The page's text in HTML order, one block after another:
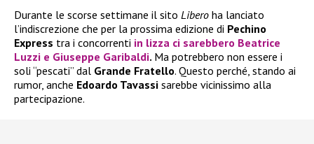
Durante le scorse settimane il sito Libero ha lanciato
l’indiscrezione che per la prossima edizione di Pechino
Express tra i concorrenti in lizza ci sarebbero Beatrice
Luzzi e Giuseppe Garibaldi. Ma potrebbero non essere i
soli “pescati” dal Grande Fratello. Questo perché, stando ai
rumor, anche Edoardo Tavassi sarebbe vicinissimo alla
partecipazione.